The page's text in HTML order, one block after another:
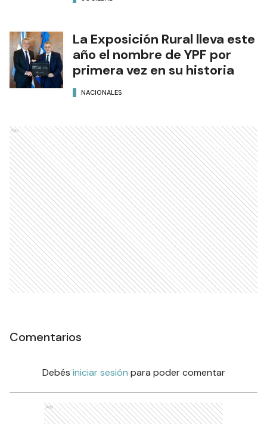
La Exposición Rural lleva este
año el nombre de YPF por
primera vez en su historia
NACIONALES
Ads
Comentarios
Debés iniciar sesión para poder comentar
Ads